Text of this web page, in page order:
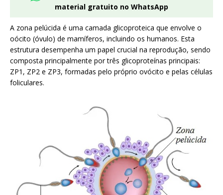
material gratuito no WhatsApp
A zona pelúcida é uma camada glicoproteica que envolve o
oócito (óvulo) de mamíferos, incluindo os humanos. Esta
estrutura desempenha um papel crucial na reprodução, sendo
composta principalmente por três glicoproteínas principais:
ZP1, ZP2 e ZP3, formadas pelo próprio ovócito e pelas células
foliculares.